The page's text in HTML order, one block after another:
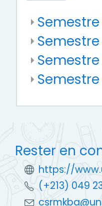
Semestre
Rester en
https://
(+213) 049